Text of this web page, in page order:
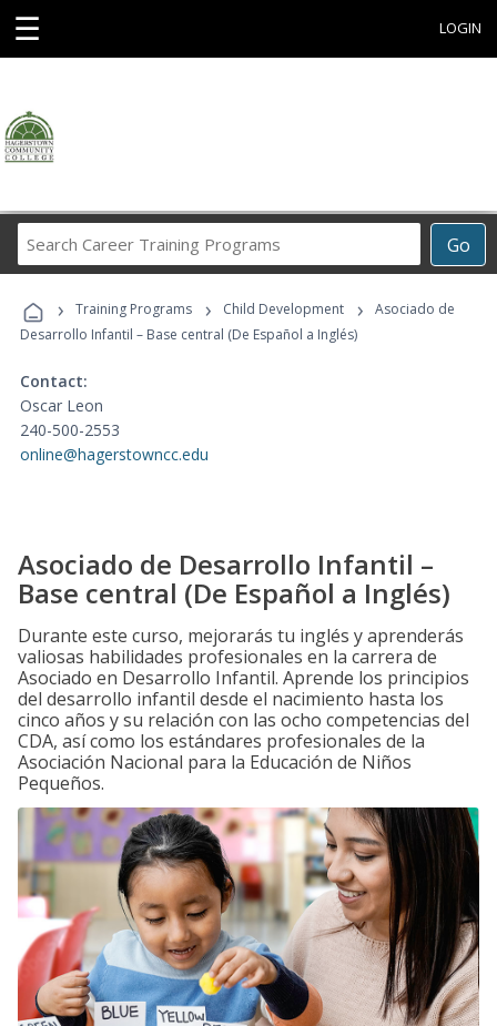
☰ LOGIN
Go
Career
Programs
› Training Programs › Child Development ›
Asociado de
Desarrollo Infantil – Base central (De Español a Inglés)
Contact:
Oscar Leon
240-500-2553
online@hagerstowncc.edu
Asociado de Desarrollo Infantil –
Base central (De Español a Inglés)
Durante este curso, mejorarás tu inglés y aprenderás
valiosas habilidades profesionales en la carrera de
Asociado en Desarrollo Infantil. Aprende los principios
del desarrollo infantil desde el nacimiento hasta los
cinco años y su relación con las ocho competencias del
CDA, así como los estándares profesionales de la
Asociación Nacional para la Educación de Niños
Pequeños.